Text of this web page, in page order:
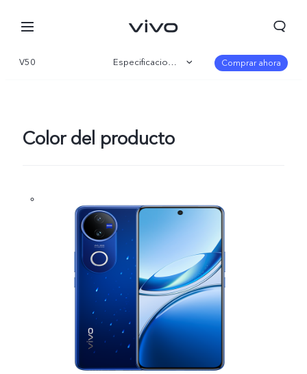
México | Seleccione país/región
V50 Especificaciones Comprar ahora
Color del producto